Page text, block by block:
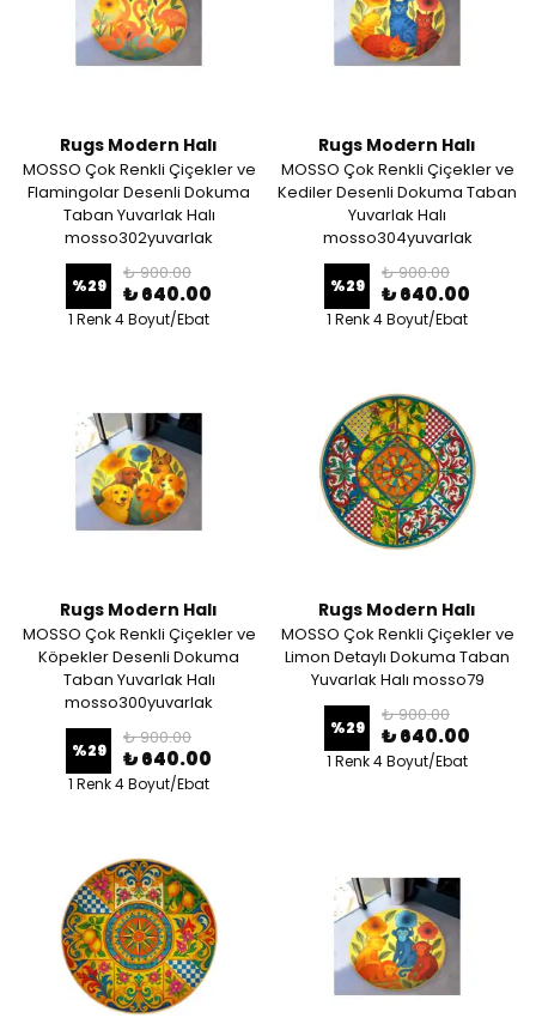
Rugs Modern Halı
MOSSO Çok Renkli Çiçekler ve
Flamingolar Desenli Dokuma
Taban Yuvarlak Halı
mosso302yuvarlak
%29
₺ 900.00
₺ 640.00
1 Renk 4 Boyut/Ebat
Rugs Modern Halı
MOSSO Çok Renkli Çiçekler ve
Kediler Desenli Dokuma Taban
Yuvarlak Halı
mosso304yuvarlak
%29
₺ 900.00
₺ 640.00
1 Renk 4 Boyut/Ebat
Rugs Modern Halı
MOSSO Çok Renkli Çiçekler ve
Köpekler Desenli Dokuma
Taban Yuvarlak Halı
mosso300yuvarlak
%29
₺ 900.00
₺ 640.00
1 Renk 4 Boyut/Ebat
Rugs Modern Halı
MOSSO Çok Renkli Çiçekler ve
Limon Detaylı Dokuma Taban
Yuvarlak Halı mosso79
%29
₺ 900.00
₺ 640.00
1 Renk 4 Boyut/Ebat